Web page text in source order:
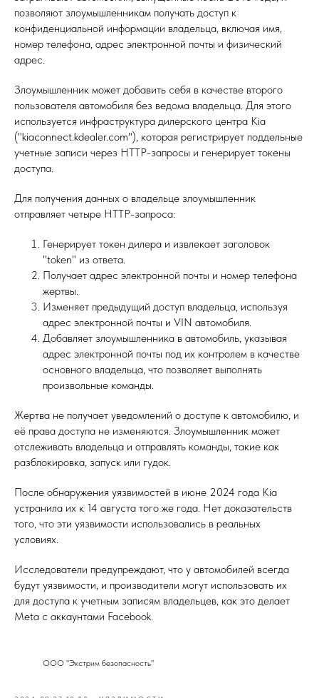
позволяют злоумышленникам получать доступ к
конфиденциальной информации владельца, включая имя,
номер телефона, адрес электронной почты и физический
адрес.
Злоумышленник может добавить себя в качестве второго
пользователя автомобиля без ведома владельца. Для этого
используется инфраструктура дилерского центра Kia
("kiaconnect.kdealer.com"), которая регистрирует поддельные
учетные записи через HTTP-запросы и генерирует токены
доступа.
Для получения данных о владельце злоумышленник
отправляет четыре HTTP-запроса:
Генерирует токен дилера и извлекает заголовок
"token" из ответа.
Получает адрес электронной почты и номер телефона
жертвы.
Изменяет предыдущий доступ владельца, используя
адрес электронной почты и VIN автомобиля.
Добавляет злоумышленника в автомобиль, указывая
адрес электронной почты под их контролем в качестве
основного владельца, что позволяет выполнять
произвольные команды.
Жертва не получает уведомлений о доступе к автомобилю, и
её права доступа не изменяются. Злоумышленник может
отслеживать владельца и отправлять команды, такие как
разблокировка, запуск или гудок.
После обнаружения уязвимостей в июне 2024 года Kia
устранила их к 14 августа того же года. Нет доказательств
того, что эти уязвимости использовались в реальных
условиях.
Исследователи предупреждают, что у автомобилей всегда
будут уязвимости, и производители могут использовать их
для доступа к учетным записям владельцев, как это делает
Meta с аккаунтами Facebook.
ООО "Экстрим безопасность"